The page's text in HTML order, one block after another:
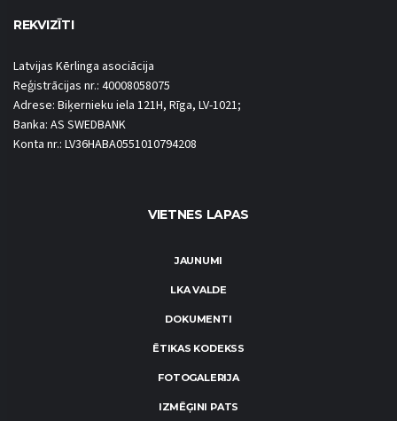
REKVIZĪTI
Latvijas Kērlinga asociācija
Reģistrācijas nr.: 40008058075
Adrese: Biķernieku iela 121H, Rīga, LV-1021;
Banka: AS SWEDBANK
Konta nr.: LV36HABA0551010794208
VIETNES LAPAS
JAUNUMI
LKA VALDE
DOKUMENTI
ĒTIKAS KODEKSS
FOTOGALERIJA
IZMĒĢINI PATS